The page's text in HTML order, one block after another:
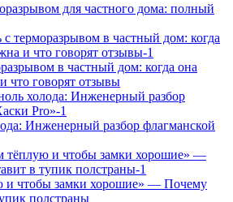
для частного дома: полный
в частный дом: когда она
что говорят отзывы
Инженерный разбор флагманской
и чтобы замки хорошие» — Почему
полстраны